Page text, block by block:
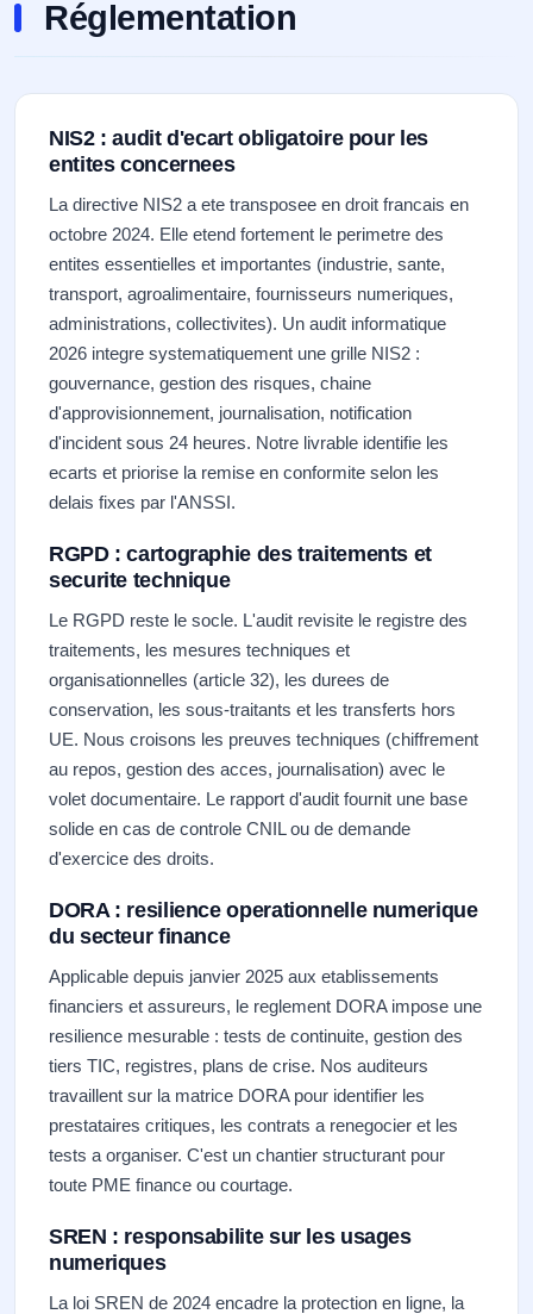
Réglementation
NIS2 : audit d'ecart obligatoire pour les
entites concernees
La directive NIS2 a ete transposee en droit francais en
octobre 2024. Elle etend fortement le perimetre des
entites essentielles et importantes (industrie, sante,
transport, agroalimentaire, fournisseurs numeriques,
administrations, collectivites). Un audit informatique
2026 integre systematiquement une grille NIS2 :
gouvernance, gestion des risques, chaine
d'approvisionnement, journalisation, notification
d'incident sous 24 heures. Notre livrable identifie les
ecarts et priorise la remise en conformite selon les
delais fixes par l'ANSSI.
RGPD : cartographie des traitements et
securite technique
Le RGPD reste le socle. L'audit revisite le registre des
traitements, les mesures techniques et
organisationnelles (article 32), les durees de
conservation, les sous-traitants et les transferts hors
UE. Nous croisons les preuves techniques (chiffrement
au repos, gestion des acces, journalisation) avec le
volet documentaire. Le rapport d'audit fournit une base
solide en cas de controle CNIL ou de demande
d'exercice des droits.
DORA : resilience operationnelle numerique
du secteur finance
Applicable depuis janvier 2025 aux etablissements
financiers et assureurs, le reglement DORA impose une
resilience mesurable : tests de continuite, gestion des
tiers TIC, registres, plans de crise. Nos auditeurs
travaillent sur la matrice DORA pour identifier les
prestataires critiques, les contrats a renegocier et les
tests a organiser. C'est un chantier structurant pour
toute PME finance ou courtage.
SREN : responsabilite sur les usages
numeriques
La loi SREN de 2024 encadre la protection en ligne, la